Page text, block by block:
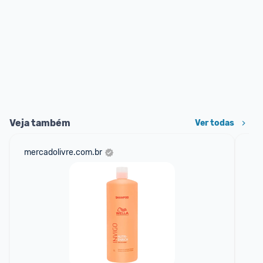
Veja também Ver todas
mercadolivre.com.br